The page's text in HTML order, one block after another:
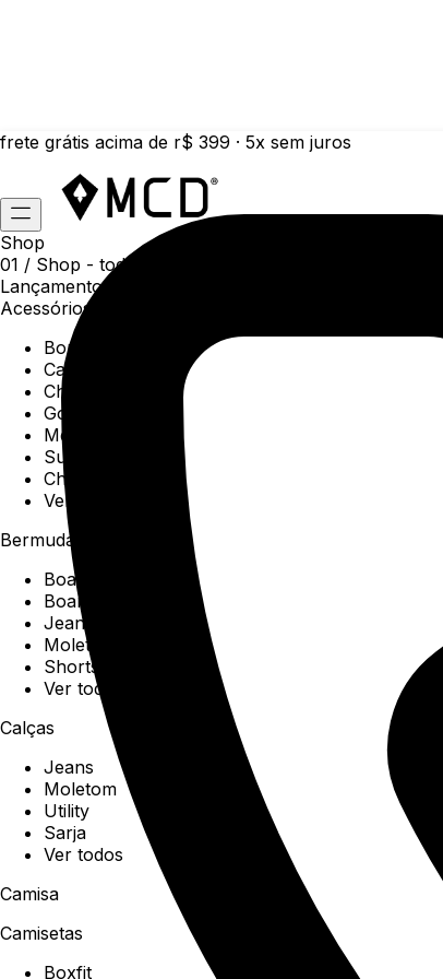
frete grátis acima de r$ 399 · 5x sem juros
Shop
01 / Shop - todas as categorias da coleção atual
Lançamentos da semana
Acessórios
Boné
Carteiras
Chaveiros
Gorros
Meias
Sunga
Chinelos
Ver todos
Bermudas
Boardshorts
Boardwalk
Jeans
Moletom
Shorts
Ver todos
Calças
Jeans
Moletom
Utility
Sarja
Ver todos
Camisa
Camisetas
Boxfit